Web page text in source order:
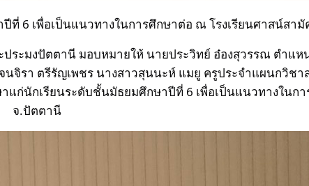
6 เพื่อเป็นแนวทางในการศึกษาต่อ ณ โรงเรียนศาสน์สา
ะมงปัตตานี มอบหมายให้ นายประวิทย์ อ๋องสุวรรณ ตำแห
จิรา ตรีรัญเพชร นางสาวสุนนะห์ แมยู ครูประจำแผนกวิช
ก่นักเรียนระดับชั้นมัธยมศึกษาปีที่ 6 เพื่อเป็นแนวทางใน
จ.ปัตตานี